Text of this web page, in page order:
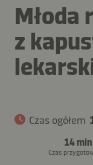
Młoda
z
Czas ogółem
14 min
Czas